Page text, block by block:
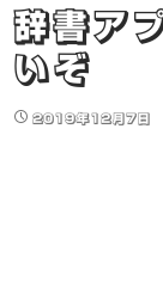
ッ
プ
辞書ア
いぞ
2019年12月7日